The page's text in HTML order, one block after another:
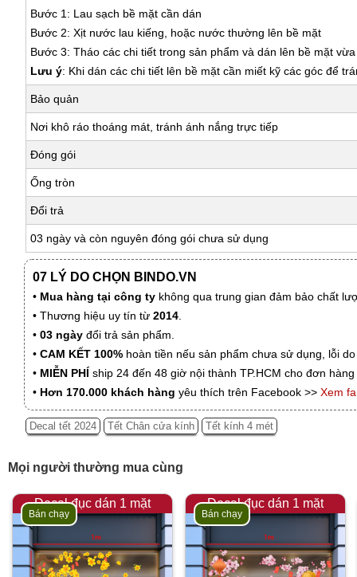
Bước 1: Lau sạch bề mặt cần dán
Bước 2: Xịt nước lau kiếng, hoặc nước thường lên bề mặt
Bước 3: Tháo các chi tiết trong sản phẩm và dán lên bề mặt
Lưu ý: Khi dán các chi tiết lên bề mặt cần miết kỹ các góc để
Bảo quản
Nơi khô ráo thoáng mát, tránh ánh nắng trực tiếp
Đóng gói
Ống tròn
Đổi trả
03 ngày và còn nguyên đóng gói chưa sử dụng
07 LÝ DO CHỌN BINDO.VN
• Mua hàng tại công ty không qua trung gian đảm bảo chất
• Thương hiệu uy tín từ 2014.
• 03 ngày đổi trả sản phẩm.
• CAM KẾT 100% hoàn tiền nếu sản phẩm chưa sử dụng, lỗi
• MIỄN PHÍ ship 24 đến 48 giờ nội thành TP.HCM cho đơn
• Hơn 170.000 khách hàng yêu thích trên Facebook >> Xem
Decal tết 2024 Tết Chân cửa kính Tết kính 4 mét
Mọi người thường mua cùng
Decal đục dán 1 mặt
Bán chạy
Decal đục dán 1 mặt
Bán chạy